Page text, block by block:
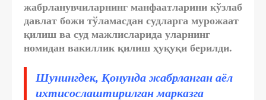
жабрланувчиларнинг манфаатларини кўзлаб
давлат божи тўламасдан судларга мурожаат
қилиш ва суд мажлисларида уларнинг
номидан вакиллик қилиш ҳуқуқи берилди.
Шунингдек, Қонунда жабрланган аёл
ихтисослаштирилган марказга